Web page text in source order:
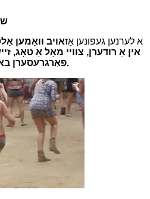
א לערנען געפונען אַז
אין אַ רודערן, צוויי מאָל אַ טאָג,
פאַרגרעסערן באטייטיק נאָך בלויז 4 חדשים.